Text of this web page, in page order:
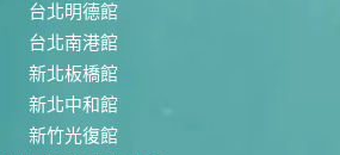
台北明德館
台北南港館
新北板橋館
新北中和館
新竹光復館